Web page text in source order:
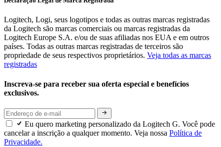
Logitech, Logi, seus logotipos e todas as outras marcas registradas
da Logitech são marcas comerciais ou marcas registradas da
Logitech Europe S.A. e/ou de suas afiliadas nos EUA e em outros
países. Todas as outras marcas registradas de terceiros são
propriedade de seus respectivos proprietários. Veja todas as marcas
registradas
Inscreva-se para receber sua oferta especial e benefícios
exclusivos.
Eu quero marketing personalizado da Logitech G. Você pode
cancelar a inscrição a qualquer momento. Veja nossa Política de
Privacidade.